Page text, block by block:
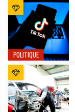
POLITIQUE